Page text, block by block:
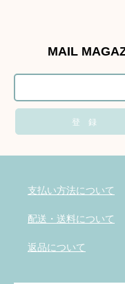
MAIL
支払い方法について
配送・送料について
返品について